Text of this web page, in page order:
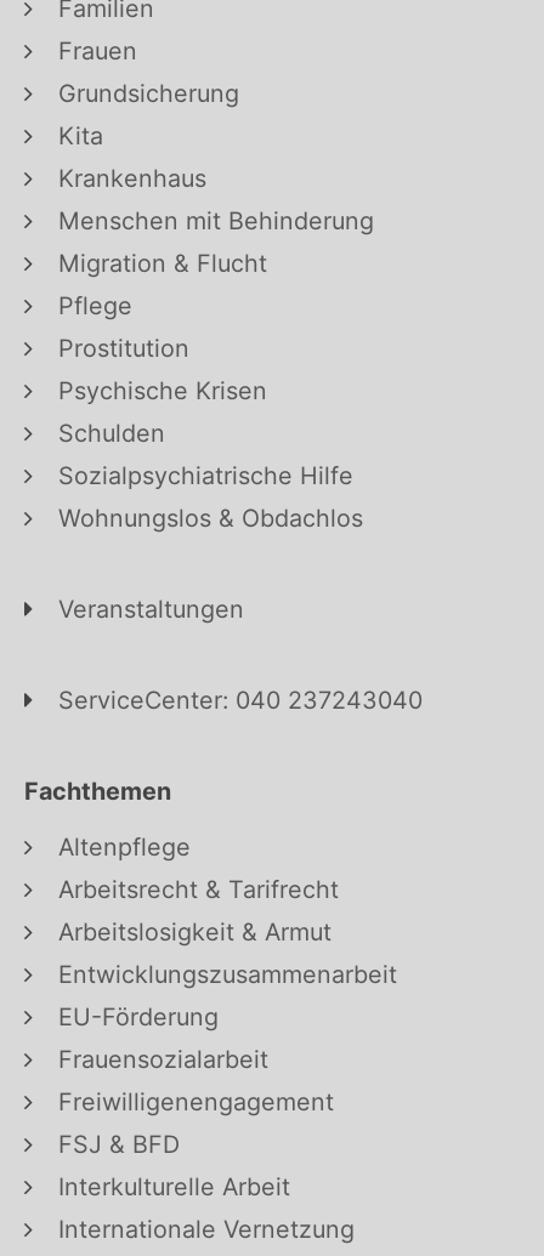
Familien
Frauen
Grundsicherung
Kita
Krankenhaus
Menschen mit Behinderung
Migration & Flucht
Pflege
Prostitution
Psychische Krisen
Schulden
Sozialpsychiatrische Hilfe
Wohnungslos & Obdachlos
Veranstaltungen
ServiceCenter: 040 237243040
Fachthemen
Altenpflege
Arbeitsrecht & Tarifrecht
Arbeitslosigkeit & Armut
Entwicklungszusammenarbeit
EU-Förderung
Frauensozialarbeit
Freiwilligenengagement
FSJ & BFD
Interkulturelle Arbeit
Internationale Vernetzung